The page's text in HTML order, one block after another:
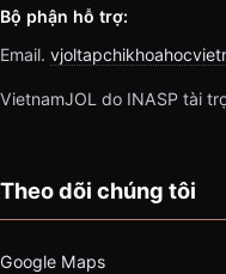
Bộ phận hỗ trợ:
Email.
VietnamJOL do INASP tài
Theo dõi chúng tôi
Google Maps